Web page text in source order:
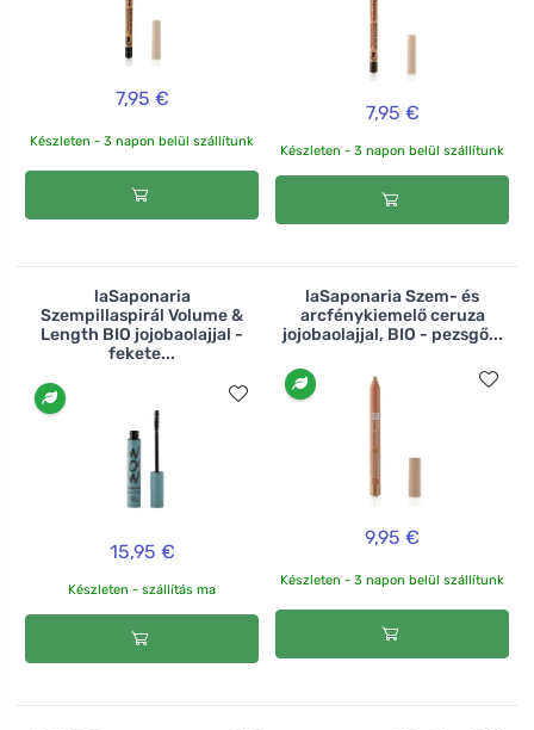
7,95 €
Készleten - 3 napon belül szállítunk
7,95 €
Készleten - 3 napon belül szállítunk
laSaponaria
Szempillaspirál Volume &
Length BIO jojobaolajjal -
fekete...
15,95 €
Készleten - szállítás ma
laSaponaria Szem- és
arcfénykiemelő ceruza
jojobaolajjal, BIO - pezsgő...
9,95 €
Készleten - 3 napon belül szállítunk